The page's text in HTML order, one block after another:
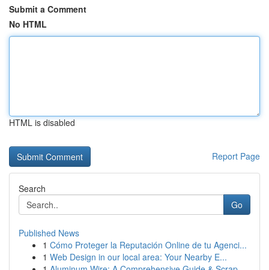
Submit a Comment
No HTML
HTML is disabled
Report Page
Search
Go
Published News
1 Cómo Proteger la Reputación Online de tu Agenci...
1 Web Design in our local area: Your Nearby E...